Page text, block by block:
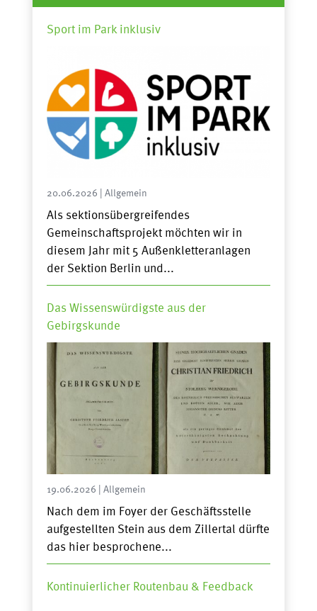
Sport im Park inklusiv
20.06.2026 Allgemein
Als sektionsübergreifendes
Gemeinschaftsprojekt möchten wir in
diesem Jahr mit 5 Außenkletteranlagen
der Sektion Berlin und...
Das Wissenswürdigste aus der
Gebirgskunde
19.06.2026 Allgemein
Nach dem im Foyer der Geschäftsstelle
aufgestellten Stein aus dem Zillertal dürfte
das hier besprochene...
Kontinuierlicher Routenbau & Feedback